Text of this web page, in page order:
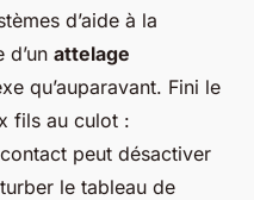
d’aide à la
attelage
qu’auparavant. Fini le
fils au culot :
peut désactiver
le tableau de